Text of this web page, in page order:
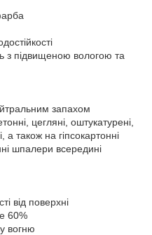
з підвищеною вологою та
запахом
цегляні, оштукатурені,
а також на гіпсокартонні
шпалери всередині
від поверхні
60%
вогню